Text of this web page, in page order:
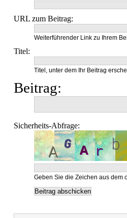
URL zum Beitrag:
Weiterführender Link zu Ihrem
Titel:
Titel, unter dem Ihr Beitrag
Beitrag:
Sicherheits-Abfrage:
Geben Sie die Zeichen aus dem